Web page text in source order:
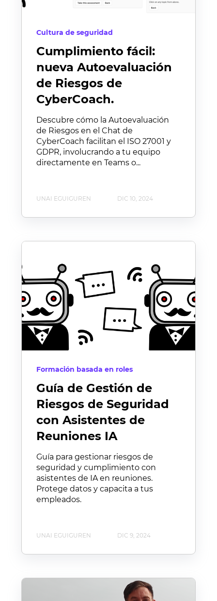
Cultura de seguridad
Cumplimiento fácil:
nueva Autoevaluación
de Riesgos de
CyberCoach.
Descubre cómo la Autoevaluación
de Riesgos en el Chat de
CyberCoach facilitan el ISO 27001 y
GDPR, involucrando a tu equipo
directamente en Teams o...
UNAI EGUIGUREN DIC 10, 2024
Formación basada en roles
Guía de Gestión de
Riesgos de Seguridad
con Asistentes de
Reuniones IA
Guía para gestionar riesgos de
seguridad y cumplimiento con
asistentes de IA en reuniones.
Protege datos y capacita a tus
empleados.
UNAI EGUIGUREN DIC 9, 2024